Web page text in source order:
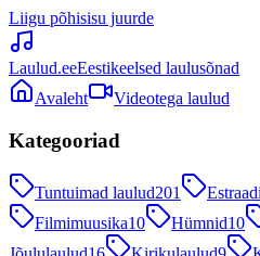
Liigu põhisisu juurde
Laulud.eeEestikeelsed laulusõnad
Avaleht
Videotega laulud
Kategooriad
Tuntuimad laulud201
Filmimuusika10 Hümnid10